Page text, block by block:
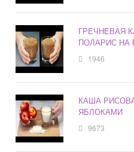
ГРЕЧНЕВАЯ
ПОЛАРИС НА
1946
КАША
ЯБЛОКАМИ
9673